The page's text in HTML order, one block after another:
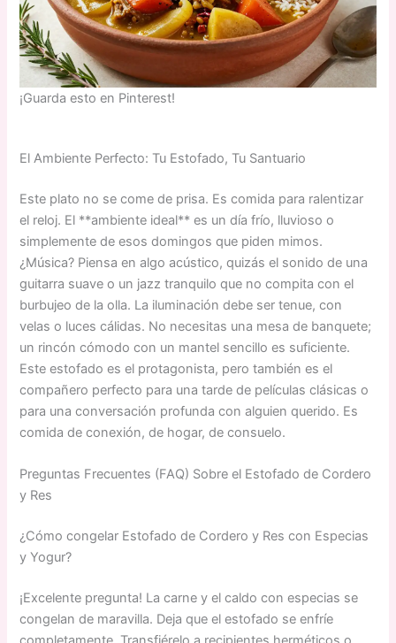
¡Guarda esto en Pinterest!
El Ambiente Perfecto: Tu Estofado, Tu Santuario
Este plato no se come de prisa. Es comida para ralentizar
el reloj. El **ambiente ideal** es un día frío, lluvioso o
simplemente de esos domingos que piden mimos.
¿Música? Piensa en algo acústico, quizás el sonido de una
guitarra suave o un jazz tranquilo que no compita con el
burbujeo de la olla. La iluminación debe ser tenue, con
velas o luces cálidas. No necesitas una mesa de banquete;
un rincón cómodo con un mantel sencillo es suficiente.
Este estofado es el protagonista, pero también es el
compañero perfecto para una tarde de películas clásicas o
para una conversación profunda con alguien querido. Es
comida de conexión, de hogar, de consuelo.
Preguntas Frecuentes (FAQ) Sobre el Estofado de Cordero
y Res
¿Cómo congelar Estofado de Cordero y Res con Especias
y Yogur?
¡Excelente pregunta! La carne y el caldo con especias se
congelan de maravilla. Deja que el estofado se enfríe